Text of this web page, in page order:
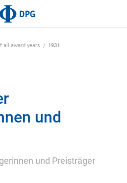
all award years 1931
und
und Preisträger